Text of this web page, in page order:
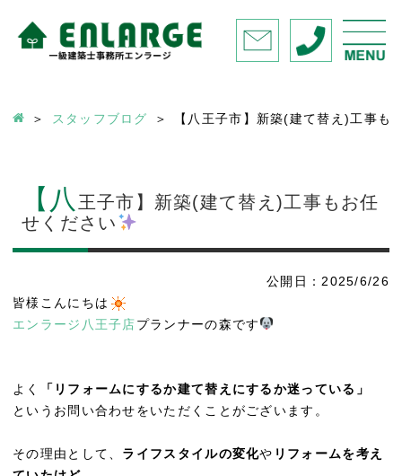
スタッフブログ 【八王子市】新築(建て替え)工事も
【八 王子市】新築(建て替え)工事もお任
せください
公開日：2025/6/26
皆様こんにちは
エンラージ八王子店プランナーの森です
よく
「リフォームにするか建て替えにするか迷っている」
というお問い合わせをいただくことがございます。
その理由として、 ライフスタイルの変化や リフォームを考え